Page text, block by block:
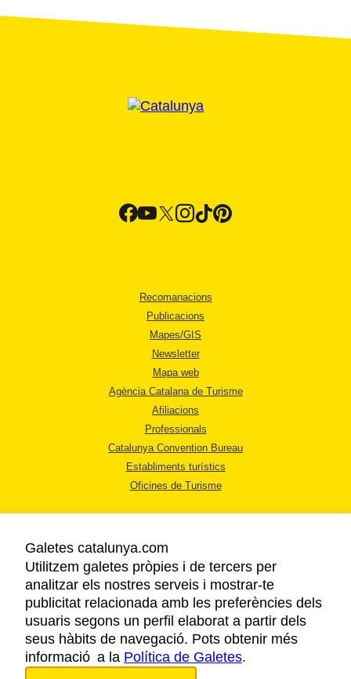
Recomanacions
Publicacions
Mapes/GIS
Newsletter
Mapa web
Agència Catalana de Turisme
Afiliacions
Professionals
Catalunya Convention Bureau
Establiments turístics
Oficines de Turisme
AVÍS LEGAL
POLÍTICA DE PRIVACITAT
COOKIES
ACCESSIBILITAT
Galetes catalunya.com
Utilitzem galetes pròpies i de tercers per
analitzar els nostres serveis i mostrar-te
publicitat relacionada amb les preferències dels
usuaris segons un perfil elaborat a partir dels
seus hàbits de navegació. Pots obtenir més
informació a la Política de Galetes.